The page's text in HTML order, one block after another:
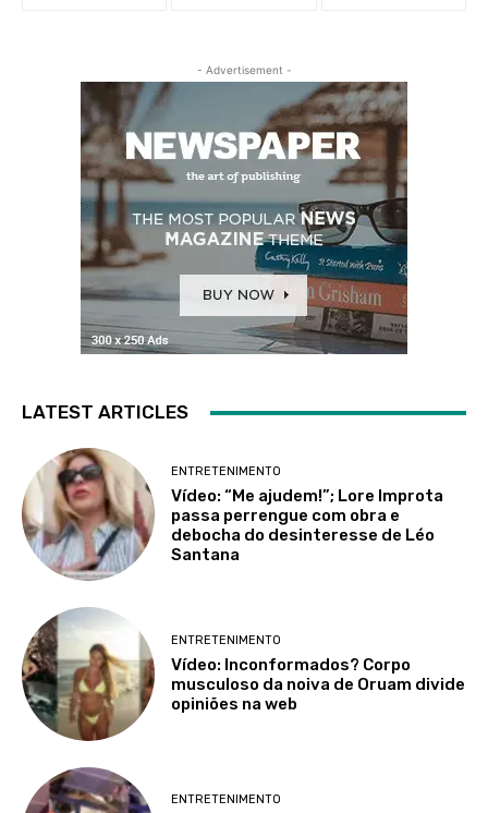
- Advertisement -
LATEST ARTICLES
ENTRETENIMENTO
Vídeo: “Me ajudem!”; Lore Improta
passa perrengue com obra e
debocha do desinteresse de Léo
Santana
ENTRETENIMENTO
Vídeo: Inconformados? Corpo
musculoso da noiva de Oruam divide
opiniões na web
ENTRETENIMENTO